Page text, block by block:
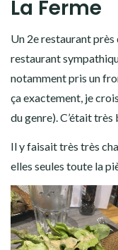
La Ferme
Un 2e restaurant près
restaurant
notamment pris un
ça exactement, je
du genre). C’était
Il y faisait très très
elles seules toute la